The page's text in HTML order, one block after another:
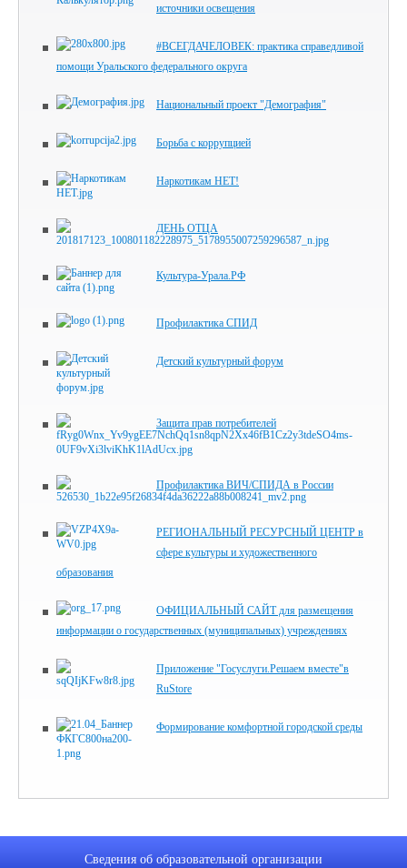
источники освещения
#ВСЕГДАЧЕЛОВЕК: практика справедливой
помощи Уральского федерального округа
Национальный проект "Демография"
Борьба с коррупцией
Наркотикам НЕТ!
ДЕНЬ ОТЦА
Культура-Урала.РФ
Профилактика СПИД
Детский культурный форум
Защита прав потребителей
Профилактика ВИЧ/СПИДА в России
РЕГИОНАЛЬНЫЙ РЕСУРСНЫЙ ЦЕНТР в
сфере культуры и художественного
образования
ОФИЦИАЛЬНЫЙ САЙТ для размещения
информации о государственных (муниципальных) учреждениях
Приложение "Госуслуги.Решаем вместе"в
RuStore
Формирование комфортной городской среды
Сведения об образовательной организации